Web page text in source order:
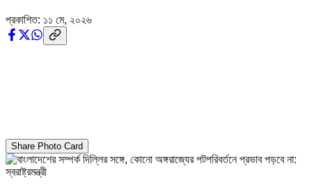
প্রকাশিত: ১১ মে, ২০২৬
Share Photo Card